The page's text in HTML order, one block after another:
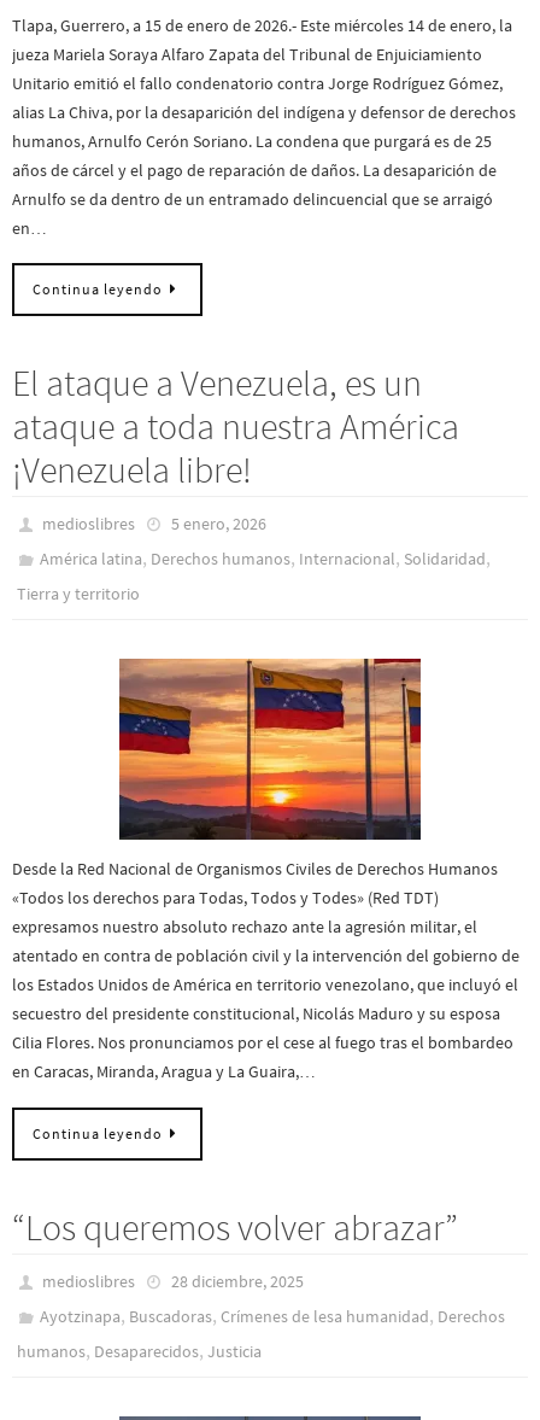
Tlapa, Guerrero, a 15 de enero de 2026.- Este miércoles 14 de enero, la
jueza Mariela Soraya Alfaro Zapata del Tribunal de Enjuiciamiento
Unitario emitió el fallo condenatorio contra Jorge Rodríguez Gómez,
alias La Chiva, por la desaparición del indígena y defensor de derechos
humanos, Arnulfo Cerón Soriano. La condena que purgará es de 25
años de cárcel y el pago de reparación de daños. La desaparición de
Arnulfo se da dentro de un entramado delincuencial que se arraigó
en…
Continua leyendo
El ataque a Venezuela, es un
ataque a toda nuestra América
¡Venezuela libre!
medioslibres
5 enero, 2026
América latina, Derechos humanos, Internacional, Solidaridad,
Tierra y territorio
Desde la Red Nacional de Organismos Civiles de Derechos Humanos
«Todos los derechos para Todas, Todos y Todes» (Red TDT)
expresamos nuestro absoluto rechazo ante la agresión militar, el
atentado en contra de población civil y la intervención del gobierno de
los Estados Unidos de América en territorio venezolano, que incluyó el
secuestro del presidente constitucional, Nicolás Maduro y su esposa
Cilia Flores. Nos pronunciamos por el cese al fuego tras el bombardeo
en Caracas, Miranda, Aragua y La Guaira,…
Continua leyendo
“Los queremos volver abrazar”
medioslibres
28 diciembre, 2025
Ayotzinapa, Buscadoras,Crímenes de lesa humanidad, Derechos
humanos, Desaparecidos, Justicia